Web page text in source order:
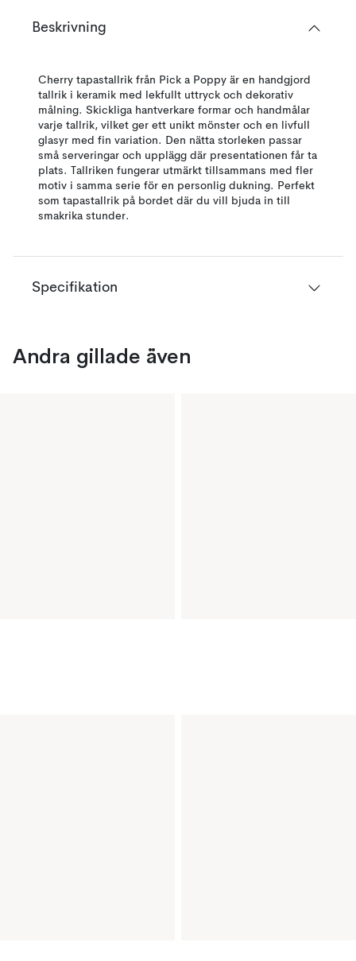
Beskrivning
Cherry tapastallrik från Pick a Poppy är en handgjord
tallrik i keramik med lekfullt uttryck och dekorativ
målning. Skickliga hantverkare formar och handmålar
varje tallrik, vilket ger ett unikt mönster och en livfull
glasyr med fin variation. Den nätta storleken passar
små serveringar och upplägg där presentationen får ta
plats. Tallriken fungerar utmärkt tillsammans med fler
motiv i samma serie för en personlig dukning. Perfekt
som tapastallrik på bordet där du vill bjuda in till
smakrika stunder.
Specifikation
Andra gillade även